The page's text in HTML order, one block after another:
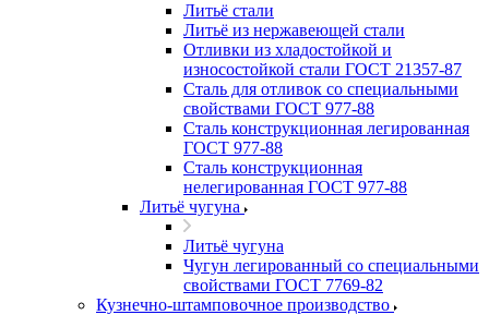
Литьё стали
Литьё из нержавеющей стали
Отливки из хладостойкой и
износостойкой стали ГОСТ 21357-87
Сталь для отливок со специальными
свойствами ГОСТ 977-88
Сталь конструкционная легированная
ГОСТ 977-88
Сталь конструкционная
нелегированная ГОСТ 977-88
Литьё чугуна
Литьё чугуна
Чугун легированный со специальными
свойствами ГОСТ 7769-82
Кузнечно-штамповочное производство